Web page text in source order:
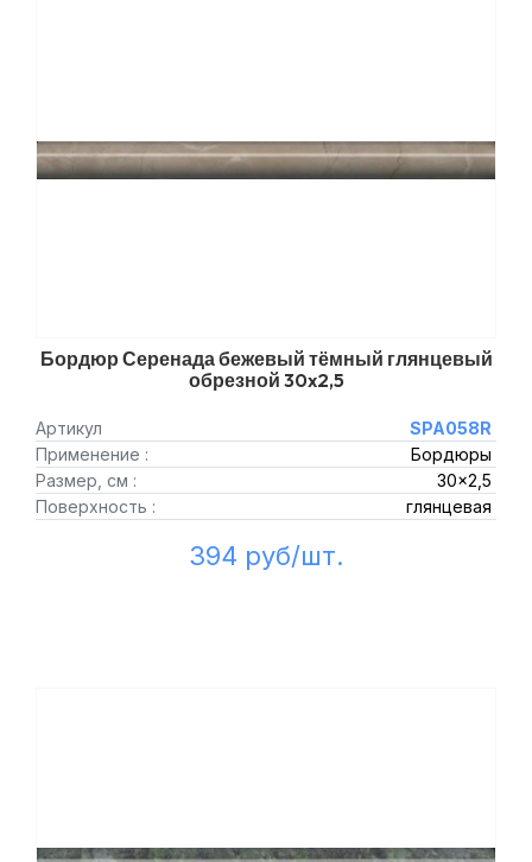
Бордюр Серенада бежевый тёмный глянцевый
обрезной 30x2,5
Артикул
SPA058R
Применение :
Бордюры
Размер, см :
30x2,5
Поверхность :
глянцевая
394 руб/шт.